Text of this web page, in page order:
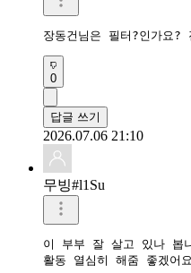
장동건님은 필터?인가요
0
답글 쓰기
2026.07.06 21:10
무빙#l1Su
이 부부 잘 살고 있나 봅
활동 열심히 해줌 좋겠어요